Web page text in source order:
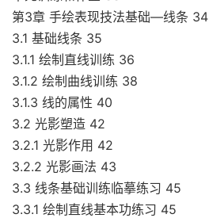
第3章 手绘表现技法基础―线条 34
3.1 基础线条 35
3.1.1 绘制直线训练 36
3.1.2 绘制曲线训练 38
3.1.3 线的属性 40
3.2 光影塑造 42
3.2.1 光影作用 42
3.2.2 光影画法 43
3.3 线条基础训练临摹练习 45
3.3.1 绘制直线基本功练习 45